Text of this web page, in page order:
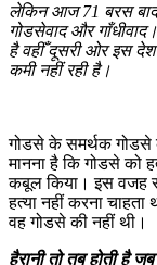
लेकिन आज 71 बरस बाद
गोडसेवाद और
है वहीँ दूसरी ओर इस
कमी नहीं रही है।
गोडसे के समर्थक गोडसे
मानना है कि गोडसे को
कबूल किया। इस वजह
हत्या नहीं करना चाहता
वह गोडसे की नहीं थी।
हैरानी तो तब होती है